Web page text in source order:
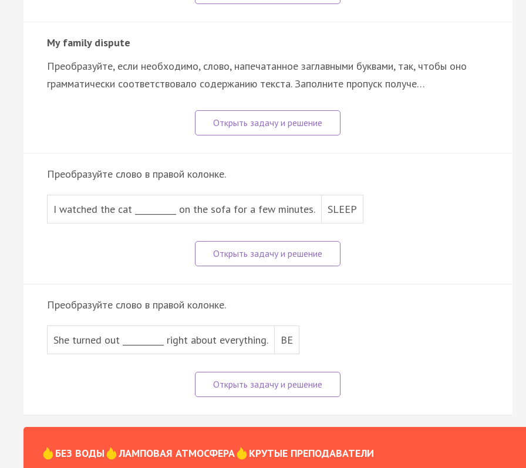
My family dispute
Преобразуйте, если необходимо, слово, напечатанное заглавными буквами, так, чтобы оно
грамматически соответствовало содержанию текста. Заполните пропуск получе…
Преобразуйте слово в правой колонке.
I watched the cat __________ on the sofa for a few minutes. SLEEP
Преобразуйте слово в правой колонке.
She turned out __________ right about everything. BE
БЕЗ ВОДЫ ЛАМПОВАЯ АТМОСФЕРА КРУТЫЕ ПРЕПОДАВАТЕЛИ